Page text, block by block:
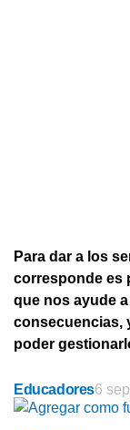
Para dar a los
corresponde es
que nos ayude
consecuencias,
poder
Educadores6